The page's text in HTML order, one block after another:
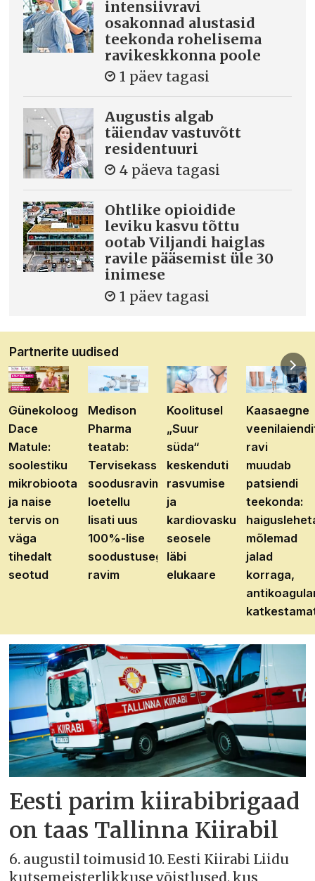
intensiivravi
osakonnad alustasid
teekonda rohelisema
ravikeskkonna poole
1 päev tagasi
Augustis algab
täiendav vastuvõtt
residentuuri
4 päeva tagasi
Ohtlike opioidide
leviku kasvu tõttu
ootab Viljandi haiglas
ravile pääsemist üle 30
inimese
1 päev tagasi
Partnerite uudised
Günekoloog
Dace
Matule:
soolestiku
mikrobioota
ja naise
tervis on
väga
tihedalt
seotud
Medison
Pharma
teatab:
Tervisekassa
soodusravimite
loetellu
lisati uus
100%-lise
soodustusega
ravim
Koolitusel
„Suur
süda“
keskenduti
rasvumise
ja
kardiovaskulaarhaiguste
seosele
läbi
elukaare
Kaasaegne
ravi
muudab
patsiendi
teekonda:
mõlemad
jalad
korraga,
Eesti parim kiirabibrigaad
on taas Tallinna Kiirabil
6. augustil toimusid 10. Eesti Kiirabi Liidu